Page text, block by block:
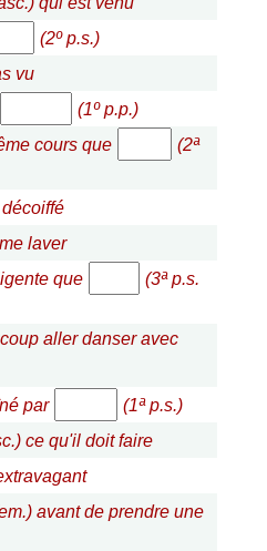
(2º p.s.)
vu
(1º p.p.)
cours que
(2ª
décoiffé
laver
que
(3ª p.s.
aller danser avec
par (1ª p.s.)
ce qu'il doit faire
avant de prendre une